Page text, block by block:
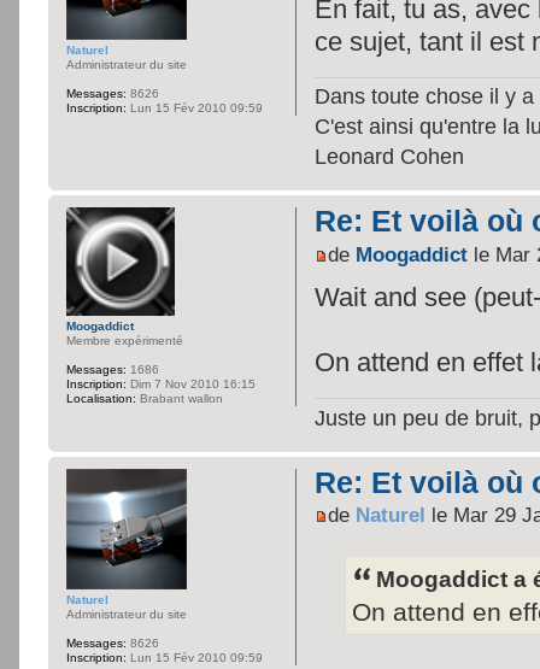
En fait, tu as,
ce sujet, tant il est
Dans toute chose il y
C'est ainsi qu'entre la
Leonard Cohen
Naturel
Administrateur du site
Messages: 8626
Inscription: Lun 15 Fév 2010 09:59
Re: Et voilà où
de Moogaddict le Mar
Wait and see
On attend en effet
Juste un peu de bruit,
Moogaddict
Membre expérimenté
Messages: 1686
Inscription: Dim 7 Nov 2010 16:15
Localisation: Brabant wallon
Re: Et voilà où
de Naturel le Mar 29
Moogaddict a
On attend en
Naturel
Administrateur du site
Messages: 8626
Inscription: Lun 15 Fév 2010 09:59